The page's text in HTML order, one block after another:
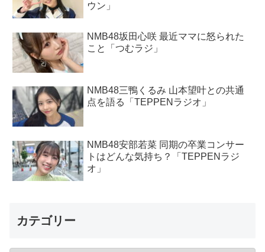
ウン」
NMB48坂田心咲 最近ママに怒られた
こと「つむラジ」
NMB48三鴨くるみ 山本望叶との共通
点を語る「TEPPENラジオ」
NMB48安部若菜 同期の卒業コンサー
トはどんな気持ち？「TEPPENラジ
オ」
カテゴリー